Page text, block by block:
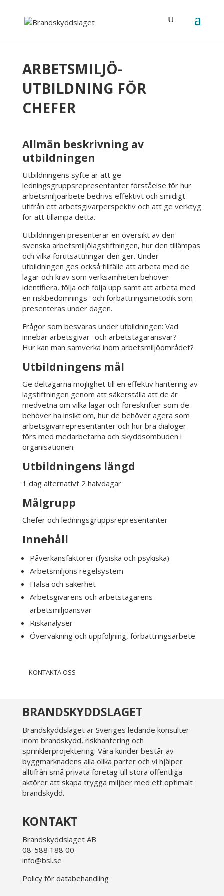
ARBETSMILJÖ­
UTBILDNING FÖR
CHEFER
Allmän beskrivning av
utbildningen
Utbildningens syfte är att ge
ledningsgruppsrepresentanter förståelse för hur
arbetsmiljöarbete bedrivs effektivt och smidigt
utifrån ett arbetsgivarperspektiv och att ge verktyg
för att tillämpa detta.
Utbildningen presenterar en översikt av den
svenska arbetsmiljölagstiftningen, hur den tillämpas
och vilka förutsättningar den ger. Under
utbildningen ges också tillfälle att arbeta med de
lagar och krav som verksamheten behöver
identifiera, följa och följa upp samt att arbeta med
en riskbedömnings- och förbättringsmetodik som
presenteras under dagen.
Frågor som besvaras under utbildningen: Vad
innebär arbetsgivar- och arbetstagaransvar?
Hur kan man samverka inom arbetsmiljöområdet?
Utbildningens mål
Ge deltagarna möjlighet till en effektiv hantering av
lagstiftningen genom att säkerställa att de är
medvetna om vilka lagar och föreskrifter som de
behöver ha insikt om, hur de behöver agera som
arbetsgivarrepresentanter och hur bra dialoger
förs med medarbetarna och skyddsombuden i
organisationen.
Utbildningens längd
1 dag alternativt 2 halvdagar
Målgrupp
Chefer och ledningsgrupps­representanter
Innehåll
Påverkansfaktorer (fysiska och psykiska)
Arbetsmiljöns regelsystem
Hälsa och säkerhet
Arbetsgivarens och arbetstagarens
arbetsmiljöansvar
Riskanalyser
Övervakning och uppföljning, förbättringsarbete
KONTAKTA OSS
BRANDSKYDDSLAGET
Brandskyddslaget är Sveriges ledande konsulter
inom brandskydd, riskhantering och
sprinklerprojektering. Våra kunder består av
byggmarknadens alla olika parter och vi hjälper
alltifrån små privata företag till stora offentliga
aktörer att skapa trygga miljöer med ett optimalt
brandskydd.
KONTAKT
Brandskyddslaget AB
08-588 188 00
info@bsl.se
Policy för databehandling